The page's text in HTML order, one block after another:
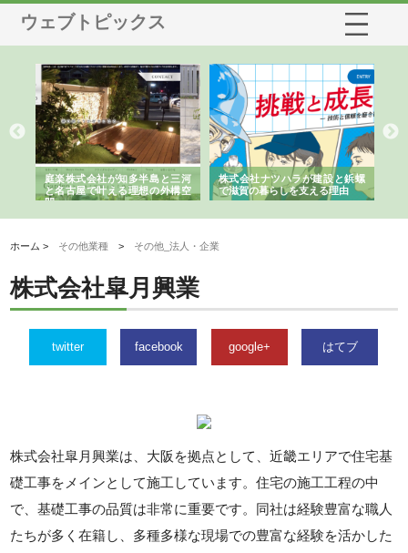
ウェブトピックス
庭楽株式会社が知多半島と三河
と名古屋で叶える理想の外構空
間
株式会社ナツハラが建設と鋲螺
で滋賀の暮らしを支える理由
ホーム > その他業種 > その他_法人・企業
株式会社皐月興業
twitter facebook google+ はてブ
株式会社皐月興業は、大阪を拠点として、近畿エリアで住宅基
礎工事をメインとして施工しています。住宅の施工工程の中
で、基礎工事の品質は非常に重要です。同社は経験豊富な職人
たちが多く在籍し、多種多様な現場での豊富な経験を活かした